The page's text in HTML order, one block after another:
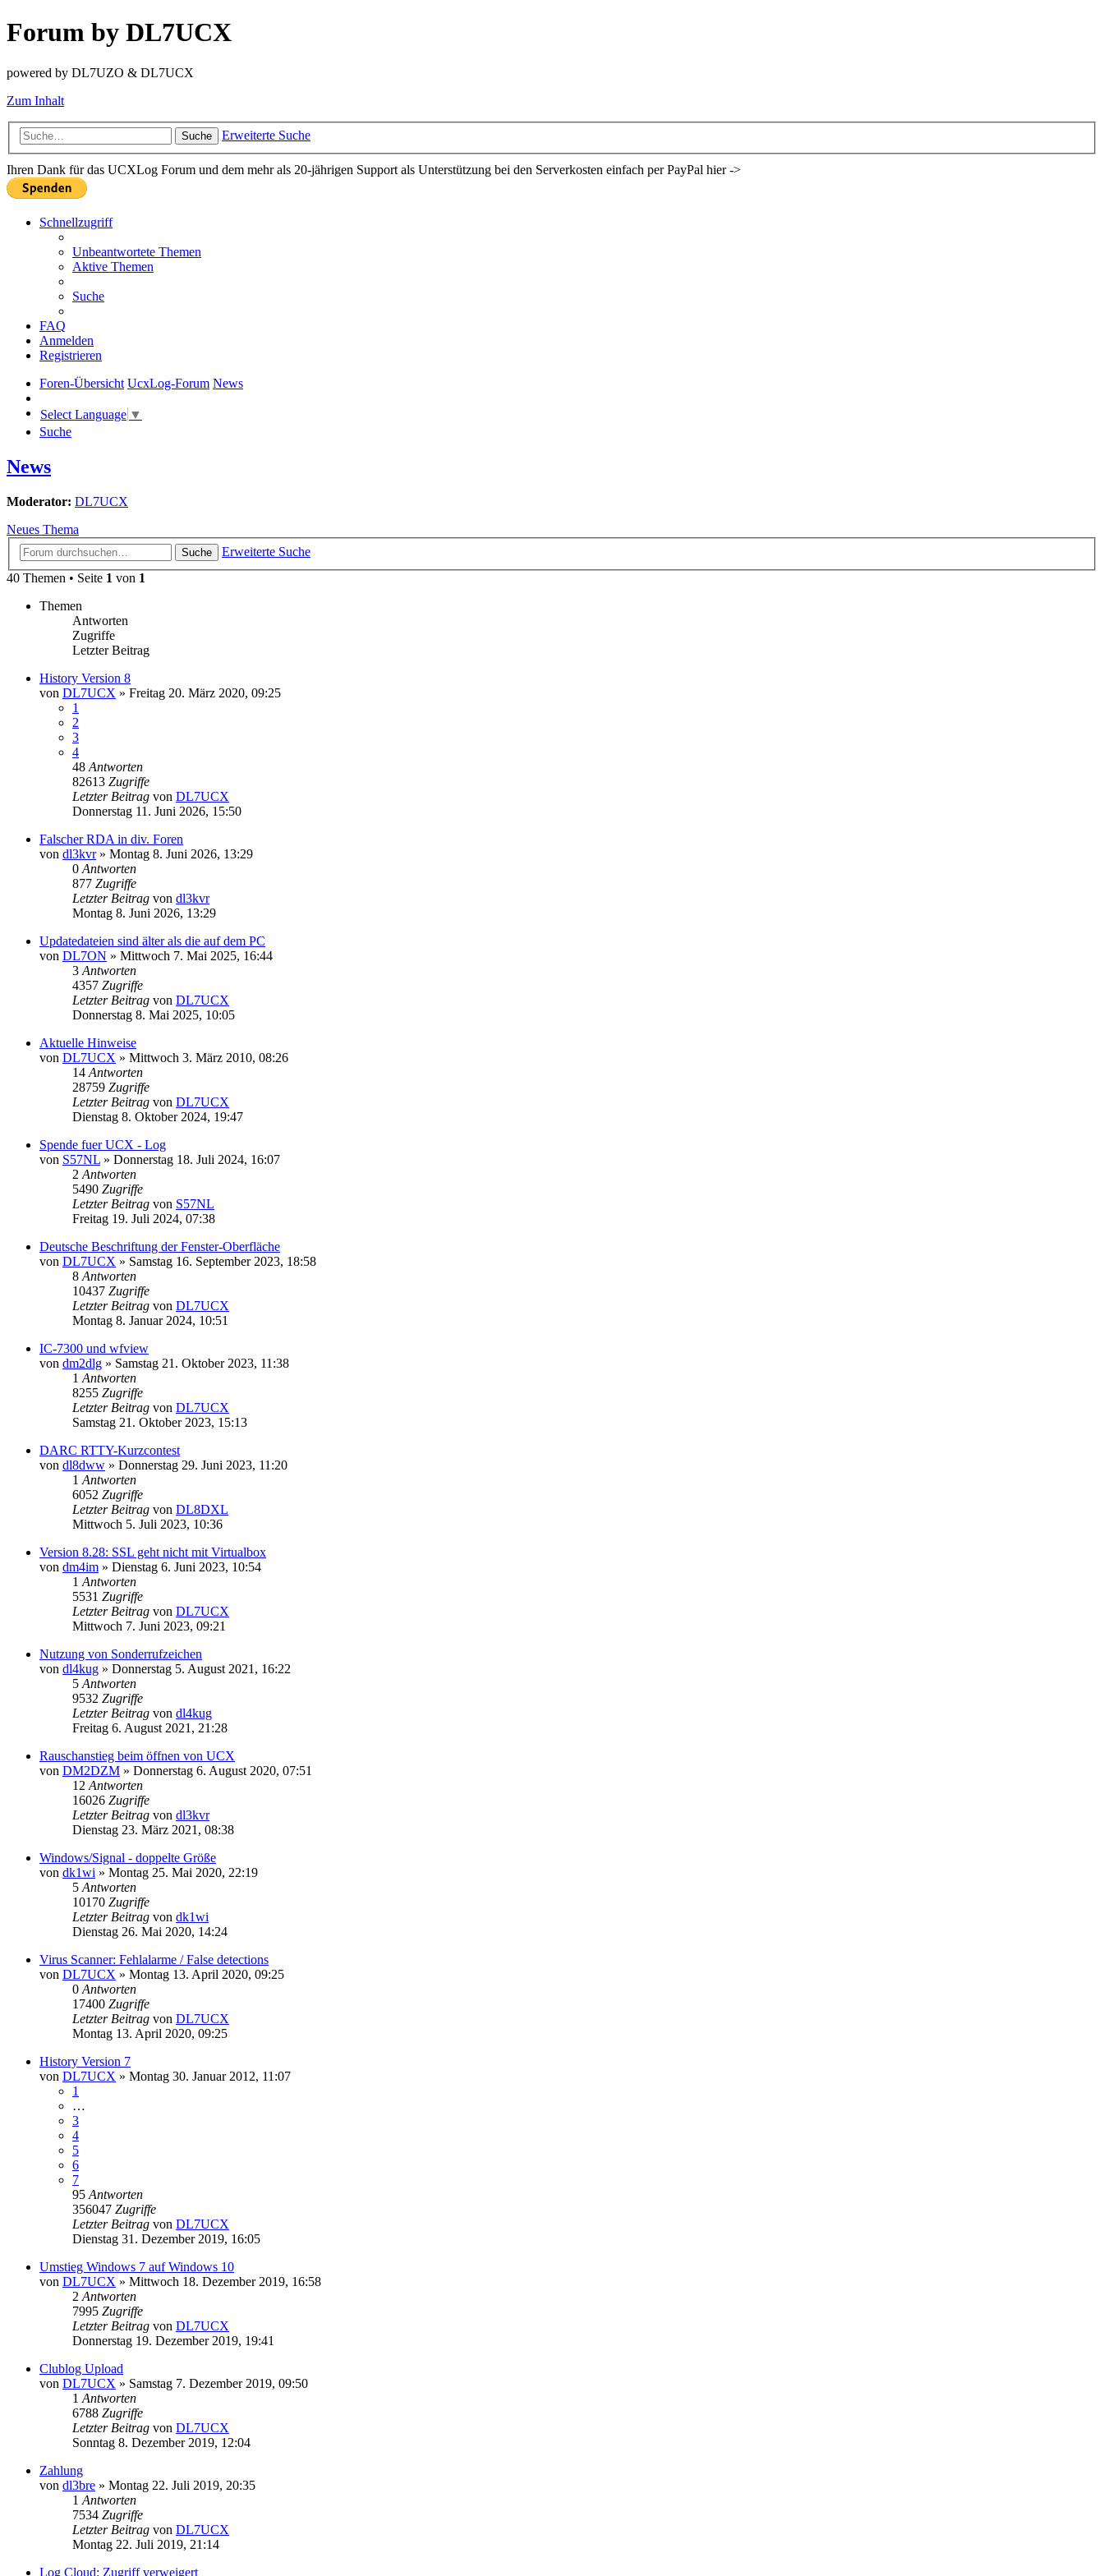
Forum by DL7UCX
powered by DL7UZO & DL7UCX
Zum Inhalt
Suche Erweiterte Suche
Ihren Dank für das UCXLog Forum und dem mehr als 20-jährigen Support als Unterstützung bei den Serverkosten einfach per PayPal hier ->
Schnellzugriff
Unbeantwortete Themen
Aktive Themen
Suche
FAQ
Anmelden
Registrieren
Foren-Übersicht UcxLog-Forum News
Select Language ▼
Suche
News
Moderator: DL7UCX
Neues Thema
Suche
Erweiterte Suche
40 Themen • Seite 1 von 1
Themen
Antworten
Zugriffe
Letzter Beitrag
History Version 8
von DL7UCX » Freitag 20. März 2020, 09:25
1
2
3
4
48 Antworten
82613 Zugriffe
Letzter Beitrag von DL7UCX
Donnerstag 11. Juni 2026, 15:50
Falscher RDA in div. Foren
von dl3kvr» Montag 8. Juni 2026, 13:29
0 Antworten
877 Zugriffe
Letzter Beitrag von dl3kvr
Montag 8. Juni 2026, 13:29
Updatedateien sind älter als die auf dem PC
von DL7ON » Mittwoch 7. Mai 2025, 16:44
3 Antworten
4357 Zugriffe
Letzter Beitrag von DL7UCX
Donnerstag 8. Mai 2025, 10:05
Aktuelle Hinweise
von DL7UCX » Mittwoch 3. März 2010, 08:26
14 Antworten
28759 Zugriffe
Letzter Beitrag von DL7UCX
Dienstag 8. Oktober 2024, 19:47
Spende fuer UCX - Log
von S57NL » Donnerstag 18. Juli 2024, 16:07
2 Antworten
5490 Zugriffe
Letzter Beitrag von S57NL
Freitag 19. Juli 2024, 07:38
Deutsche Beschriftung der Fenster-Oberfläche
von DL7UCX » Samstag 16. September 2023, 18:58
8 Antworten
10437 Zugriffe
Letzter Beitrag von DL7UCX
Montag 8. Januar 2024, 10:51
IC-7300 und wfview
von dm2dlg » Samstag 21. Oktober 2023, 11:38
1 Antworten
8255 Zugriffe
Letzter Beitrag von DL7UCX
Samstag 21. Oktober 2023, 15:13
DARC RTTY-Kurzcontest
von dl8dww » Donnerstag 29. Juni 2023, 11:20
1 Antworten
6052 Zugriffe
Letzter Beitrag von DL8DXL
Mittwoch 5. Juli 2023, 10:36
Version 8.28: SSL geht nicht mit Virtualbox
von dm4im » Dienstag 6. Juni 2023, 10:54
1 Antworten
5531 Zugriffe
Letzter Beitrag von DL7UCX
Mittwoch 7. Juni 2023, 09:21
Nutzung von Sonderrufzeichen
von dl4kug » Donnerstag 5. August 2021, 16:22
5 Antworten
9532 Zugriffe
Letzter Beitrag von dl4kug
Freitag 6. August 2021, 21:28
Rauschanstieg beim öffnen von UCX
von DM2DZM » Donnerstag 6. August 2020, 07:51
12 Antworten
16026 Zugriffe
Letzter Beitrag von dl3kvr
Dienstag 23. März 2021, 08:38
Windows/Signal - doppelte Größe
von dk1wi » Montag 25. Mai 2020, 22:19
5 Antworten
10170 Zugriffe
Letzter Beitrag von dk1wi
Dienstag 26. Mai 2020, 14:24
Virus Scanner: Fehlalarme / False detections
von DL7UCX » Montag 13. April 2020, 09:25
0 Antworten
17400 Zugriffe
Letzter Beitrag von DL7UCX
Montag 13. April 2020, 09:25
History Version 7
von DL7UCX » Montag 30. Januar 2012, 11:07
1
…
3
4
5
6
7
95 Antworten
356047 Zugriffe
Letzter Beitrag von DL7UCX
Dienstag 31. Dezember 2019, 16:05
Umstieg Windows 7 auf Windows 10
von DL7UCX » Mittwoch 18. Dezember 2019, 16:58
2 Antworten
7995 Zugriffe
Letzter Beitrag von DL7UCX
Donnerstag 19. Dezember 2019, 19:41
Clublog Upload
von DL7UCX » Samstag 7. Dezember 2019, 09:50
1 Antworten
6788 Zugriffe
Letzter Beitrag von DL7UCX
Sonntag 8. Dezember 2019, 12:04
Zahlung
von dl3bre » Montag 22. Juli 2019, 20:35
1 Antworten
7534 Zugriffe
Letzter Beitrag von DL7UCX
Montag 22. Juli 2019, 21:14
Log Cloud: Zugriff verweigert